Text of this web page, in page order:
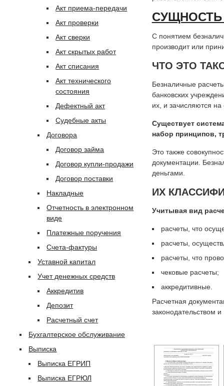
СУЩНОСТЬ
С понятием
производит или
ЧТО ЭТО
Безналичные
банковских
их, и зачисляются на
Существует
набор принципов,
Это также
документации.
деньгами.
ИХ
Учитывая вид
расчеты, что
расчеты,
расчеты, что
чековые расчеты;
аккредитивные.
Расчетная
законодательством
Акт приема-передачи
Акт проверки
Акт сверки
Акт скрытых работ
Акт списания
Акт технического
состояния
Дефектный акт
Судебные акты
Договора
Договор займа
Договор купли-продажи
Договор поставки
Накладные
Отчетность в электронном
виде
Платежные поручения
Счета-фактуры
Уставной капитал
Учет денежных средств
Аккредитив
Депозит
Расчетный счет
Бухгалтерское обслуживание
Выписка
Выписка ЕГРИП
Выписка ЕГРЮЛ